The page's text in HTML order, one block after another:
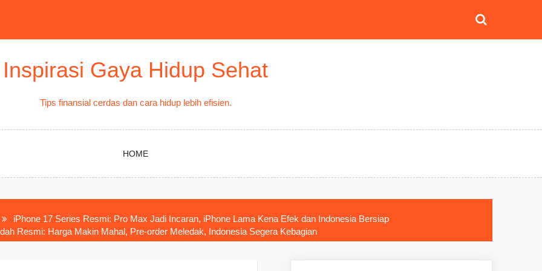
Inspirasi Gaya Hidup Sehat
Tips finansial cerdas dan cara hidup lebih efisien.
HOME
iPhone 17 Series Resmi: Pro Max Jadi Incaran, iPhone Lama Kena Efek dan Indonesia Bersiap
Resmi: Harga Makin Mahal, Pre-order Meledak, Indonesia Segera Kebagian